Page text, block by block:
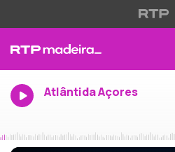
Atlântida Açores